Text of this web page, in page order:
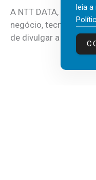
A NTT DATA,
negócio, tecnologia
de divulgar a mais
leia a